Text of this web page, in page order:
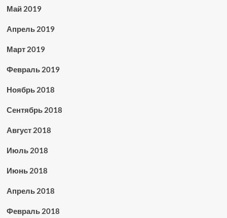
Май 2019
Апрель 2019
Март 2019
Февраль 2019
Ноябрь 2018
Сентябрь 2018
Август 2018
Июль 2018
Июнь 2018
Апрель 2018
Февраль 2018